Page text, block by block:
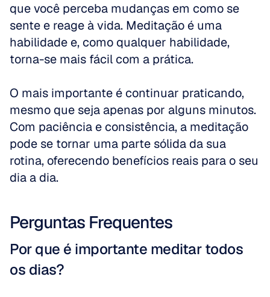
que você perceba mudanças em como se
sente e reage à vida. Meditação é uma
habilidade e, como qualquer habilidade,
torna-se mais fácil com a prática.
O mais importante é continuar praticando,
mesmo que seja apenas por alguns minutos.
Com paciência e consistência, a meditação
pode se tornar uma parte sólida da sua
rotina, oferecendo benefícios reais para o seu
dia a dia.
Perguntas Frequentes
Por que é importante meditar todos
os dias?